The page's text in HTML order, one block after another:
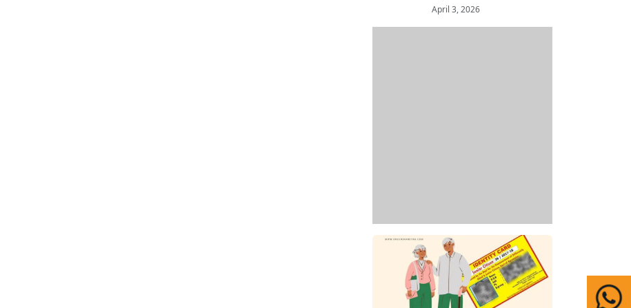
April 3, 2026